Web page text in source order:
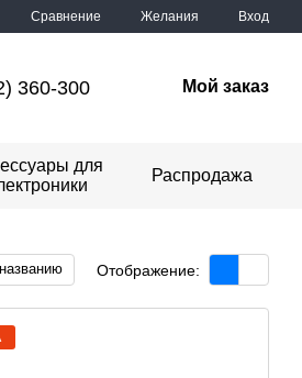
Сравнение Желания Вход
360-300 Мой заказ
для
Распродажа
Отображение: